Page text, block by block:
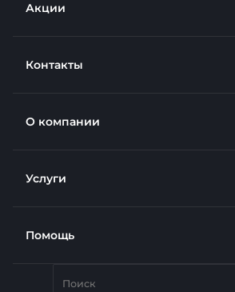
Акции
Контакты
О компании
Новости
Отзывы
Услуги
Доставка
Помощь